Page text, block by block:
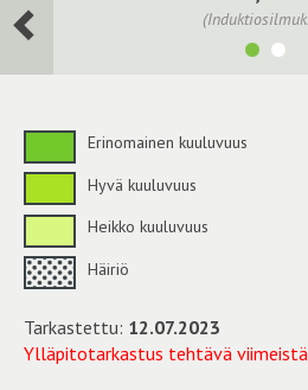
Erinomainen kuuluvuus
Hyvä kuuluvuus
Heikko kuuluvuus
Häiriö
Tarkastettu: 12.07.2023
Ylläpitotarkastus tehtävä